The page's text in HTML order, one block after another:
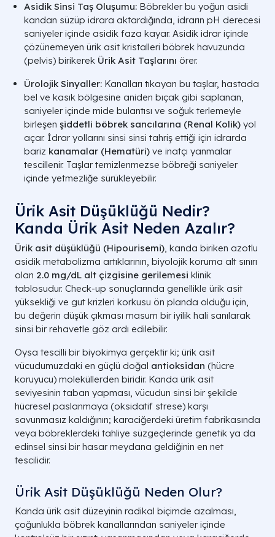
Asidik Sinsi Taş Oluşumu: Böbrekler bu yoğun asidi
kandan süzüp idrara aktardığında, idrarın pH derecesi
saniyeler içinde asidik faza kayar. Asidik idrar içinde
çözünemeyen ürik asit kristalleri böbrek havuzunda
(pelvis) birikerek Ürik Asit Taşlarını örer.
Ürolojik Sinyaller: Kanalları tıkayan bu taşlar, hastada
bel ve kasık bölgesine aniden bıçak gibi saplanan,
saniyeler içinde mide bulantısı ve soğuk terlemeyle
birleşen şiddetli böbrek sancılarına (Renal Kolik) yol
açar. İdrar yollarını sinsi sinsi tahriş ettiği için idrarda
bariz kanamalar (Hematüri) ve inatçı yanmalar
tescillenir. Taşlar temizlenmezse böbreği saniyeler
içinde yetmezliğe sürükleyebilir.
Ürik Asit Düşüklüğü Nedir?
Kanda Ürik Asit Neden Azalır?
Ürik asit düşüklüğü (Hipourisemi), kanda biriken azotlu
asidik metabolizma artıklarının, biyolojik koruma alt sınırı
olan 2.0 mg/dL alt çizgisine gerilemesi klinik
tablosudur. Check-up sonuçlarında genellikle ürik asit
yüksekliği ve gut krizleri korkusu ön planda olduğu için,
bu değerin düşük çıkması masum bir iyilik hali sanılarak
sinsi bir rehavetle göz ardı edilebilir.
Oysa tescilli bir biyokimya gerçektir ki; ürik asit
vücudumuzdaki en güçlü doğal antioksidan (hücre
koruyucu) moleküllerden biridir. Kanda ürik asit
seviyesinin taban yapması, vücudun sinsi bir şekilde
hücresel paslanmaya (oksidatif strese) karşı
savunmasız kaldığının; karaciğerdeki üretim fabrikasında
veya böbreklerdeki tahliye süzgeçlerinde genetik ya da
edinsel sinsi bir hasar meydana geldiğinin en net
tescilidir.
Ürik Asit Düşüklüğü Neden Olur?
Kanda ürik asit düzeyinin radikal biçimde azalması,
çoğunlukla böbrek kanallarından saniyeler içinde